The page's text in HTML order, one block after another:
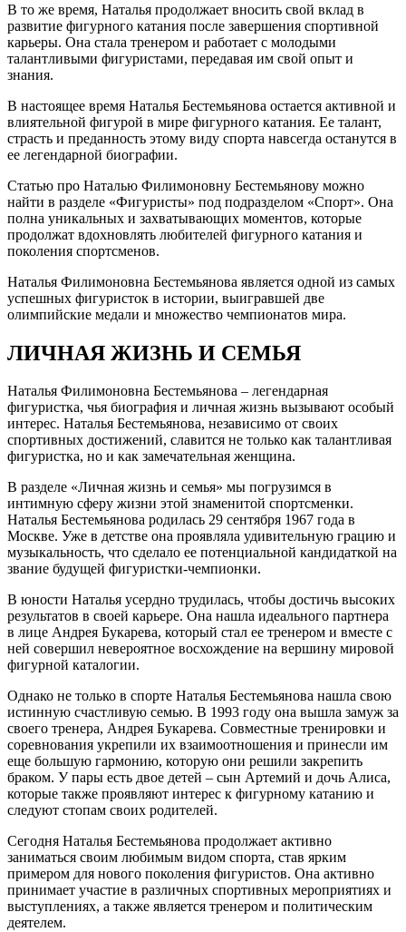
В то же время, Наталья продолжает вносить свой вклад в
развитие фигурного катания после завершения спортивной
карьеры. Она стала тренером и работает с молодыми
талантливыми фигуристами, передавая им свой опыт и
знания.
В настоящее время Наталья Бестемьянова остается активной и
влиятельной фигурой в мире фигурного катания. Ее талант,
страсть и преданность этому виду спорта навсегда останутся в
ее легендарной биографии.
Статью про Наталью Филимоновну Бестемьянову можно
найти в разделе «Фигуристы» под подразделом «Спорт». Она
полна уникальных и захватывающих моментов, которые
продолжат вдохновлять любителей фигурного катания и
поколения спортсменов.
Наталья Филимоновна Бестемьянова является одной из самых
успешных фигуристок в истории, выигравшей две
олимпийские медали и множество чемпионатов мира.
ЛИЧНАЯ ЖИЗНЬ И СЕМЬЯ
Наталья Филимоновна Бестемьянова – легендарная
фигуристка, чья биография и личная жизнь вызывают особый
интерес. Наталья Бестемьянова, независимо от своих
спортивных достижений, славится не только как талантливая
фигуристка, но и как замечательная женщина.
В разделе «Личная жизнь и семья» мы погрузимся в
интимную сферу жизни этой знаменитой спортсменки.
Наталья Бестемьянова родилась 29 сентября 1967 года в
Москве. Уже в детстве она проявляла удивительную грацию и
музыкальность, что сделало ее потенциальной кандидаткой на
звание будущей фигуристки-чемпионки.
В юности Наталья усердно трудилась, чтобы достичь высоких
результатов в своей карьере. Она нашла идеального партнера
в лице Андрея Букарева, который стал ее тренером и вместе с
ней совершил невероятное восхождение на вершину мировой
фигурной каталогии.
Однако не только в спорте Наталья Бестемьянова нашла свою
истинную счастливую семью. В 1993 году она вышла замуж за
своего тренера, Андрея Букарева. Совместные тренировки и
соревнования укрепили их взаимоотношения и принесли им
еще большую гармонию, которую они решили закрепить
браком. У пары есть двое детей – сын Артемий и дочь Алиса,
которые также проявляют интерес к фигурному катанию и
следуют стопам своих родителей.
Сегодня Наталья Бестемьянова продолжает активно
заниматься своим любимым видом спорта, став ярким
примером для нового поколения фигуристов. Она активно
принимает участие в различных спортивных мероприятиях и
выступлениях, а также является тренером и политическим
деятелем.